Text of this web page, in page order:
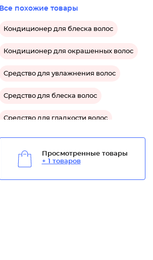
Все похожие товары
Кондиционер для блеска волос
Кондиционер для окрашенных волос
Средство для увлажнения волос
Средство для блеска волос
Средство для гладкости волос
Просмотренные товары
+ 1 товаров